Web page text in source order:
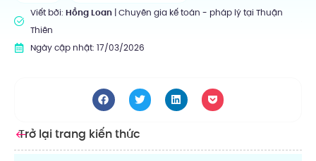
Viết bởi: Hồng Loan| Chuyên gia kế toán - pháp lý tại Thuận
Thiên
Ngày cập nhật: 17/03/2026
Trở lại trang kiến thức